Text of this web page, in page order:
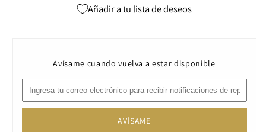
Añadir a tu lista de deseos
Avísame cuando vuelva a estar disponible
AVÍSAME